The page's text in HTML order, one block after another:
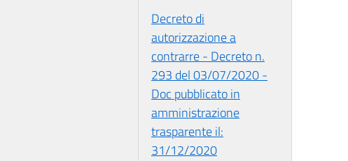
Decreto di
autorizzazione a
contrarre - Decreto n.
293 del 03/07/2020 -
Doc pubblicato in
amministrazione
trasparente il:
31/12/2020